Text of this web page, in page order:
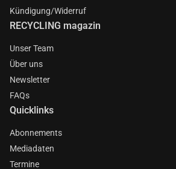
Kündigung/Widerruf
RECYCLING magazin
Unser Team
Über uns
Newsletter
FAQs
Quicklinks
Abonnements
Mediadaten
Termine